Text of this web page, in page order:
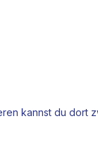
kannst du dort